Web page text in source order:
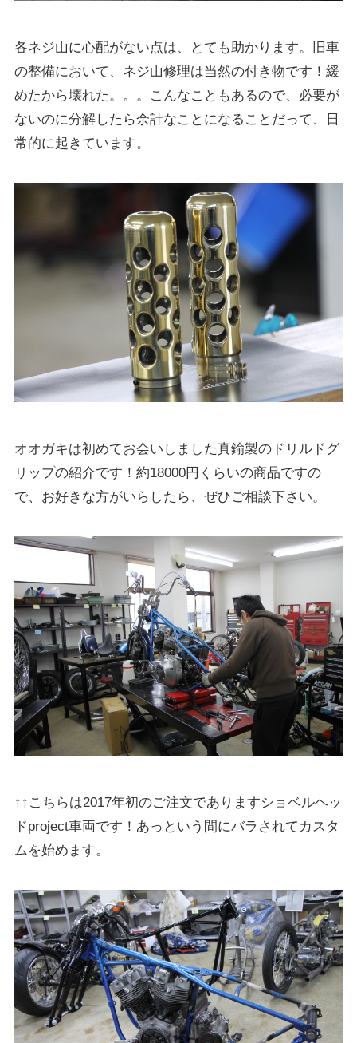
各ネジ山に心配がない点は、とても助かります。旧車
の整備において、ネジ山修理は当然の付き物です！緩
めたから壊れた。。。こんなこともあるので、必要が
ないのに分解したら余計なことになることだって、日
常的に起きています。
オオガキは初めてお会いしました真鍮製のドリルドグ
リップの紹介です！約18000円くらいの商品ですの
で、お好きな方がいらしたら、ぜひご相談下さい。
↑↑こちらは2017年初のご注文でありますショベルヘッ
ドproject車両です！あっという間にバラされてカスタ
ムを始めます。